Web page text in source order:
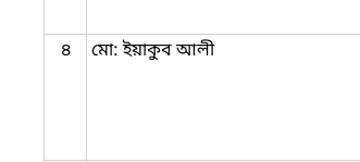
৪ মো: ইয়াকুব আলী